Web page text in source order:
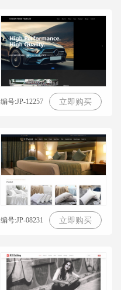
编号:JP-12257 立即购买
编号:JP-08231 立即购买